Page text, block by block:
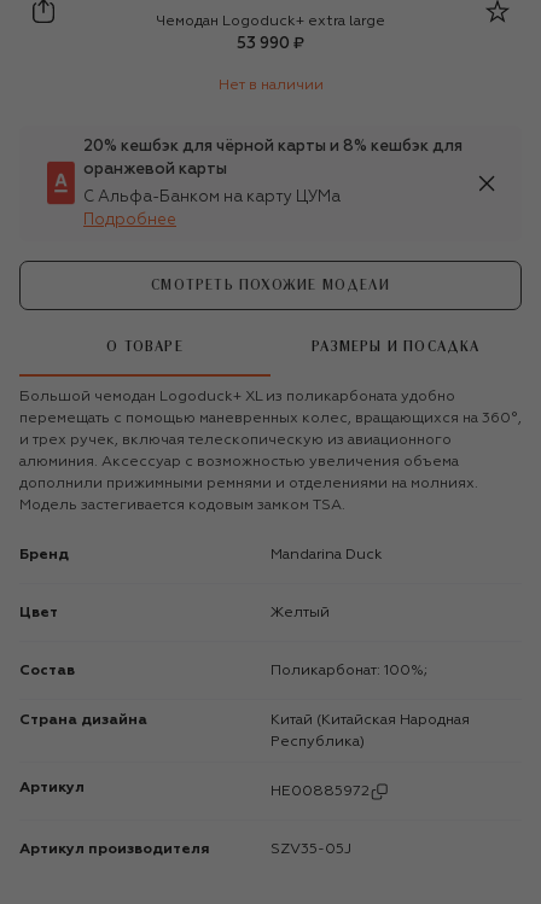
Mandarina Duck
Чемодан Logoduck+ extra large
53 990 ₽
Нет в наличии
20% кешбэк для чёрной карты и 8% кешбэк для
оранжевой карты
С Альфа-Банком на карту ЦУМа
Подробнее
СМОТРЕТЬ ПОХОЖИЕ МОДЕЛИ
О ТОВАРЕ РАЗМЕРЫ И ПОСАДКА
Большой чемодан Logoduck+ XL из поликарбоната удобно
перемещать с помощью маневренных колес, вращающихся на 360°,
и трех ручек, включая телескопическую из авиационного
алюминия. Аксессуар с возможностью увеличения объема
дополнили прижимными ремнями и отделениями на молниях.
Модель застегивается кодовым замком TSA.
Бренд Mandarina Duck
Цвет Желтый
Состав Поликарбонат: 100%;
Страна дизайна
Китай (Китайская Народная
Республика)
Артикул HE00885972
Артикул производителя SZV35-05J